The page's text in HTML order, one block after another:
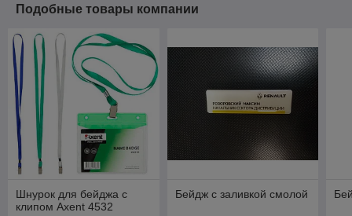
Подобные товары компании
Шнурок для бейджа с
клипом Axent 4532
Бейдж с заливкой смолой